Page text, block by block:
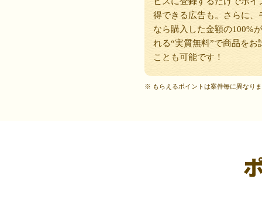
得できる広告も。さらに、
なら購入した金額の100%
れる“実質無料”で商品をお
ことも可能です！
※ もらえるポイントは案件毎に異なり